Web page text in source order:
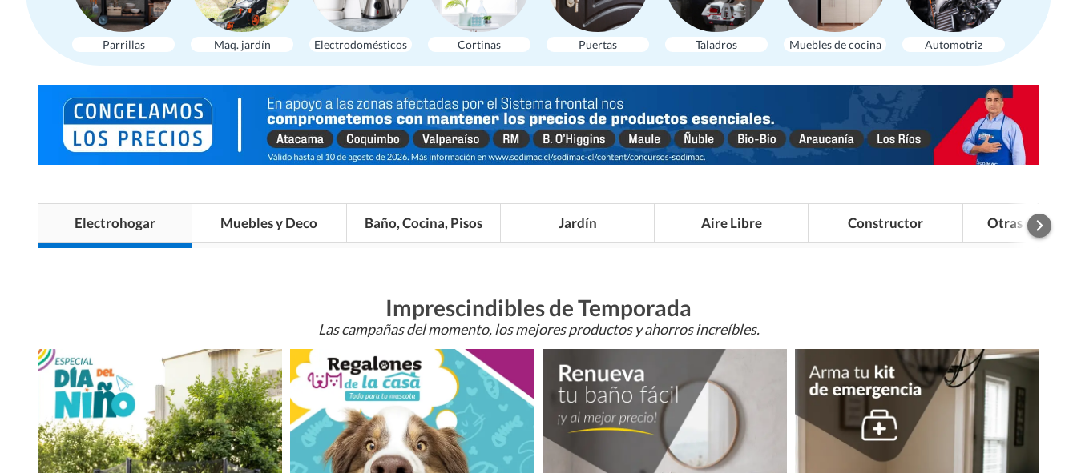
Parrillas Maq. jardín Electrodomésticos Cortinas Puertas Taladros Muebles de cocina Automotriz
Electrohogar Muebles y Deco Baño, Cocina, Pisos Jardín Aire Libre Constructor Otras
Imprescindibles de Temporada
Las campañas del momento, los mejores productos y ahorros increíbles.